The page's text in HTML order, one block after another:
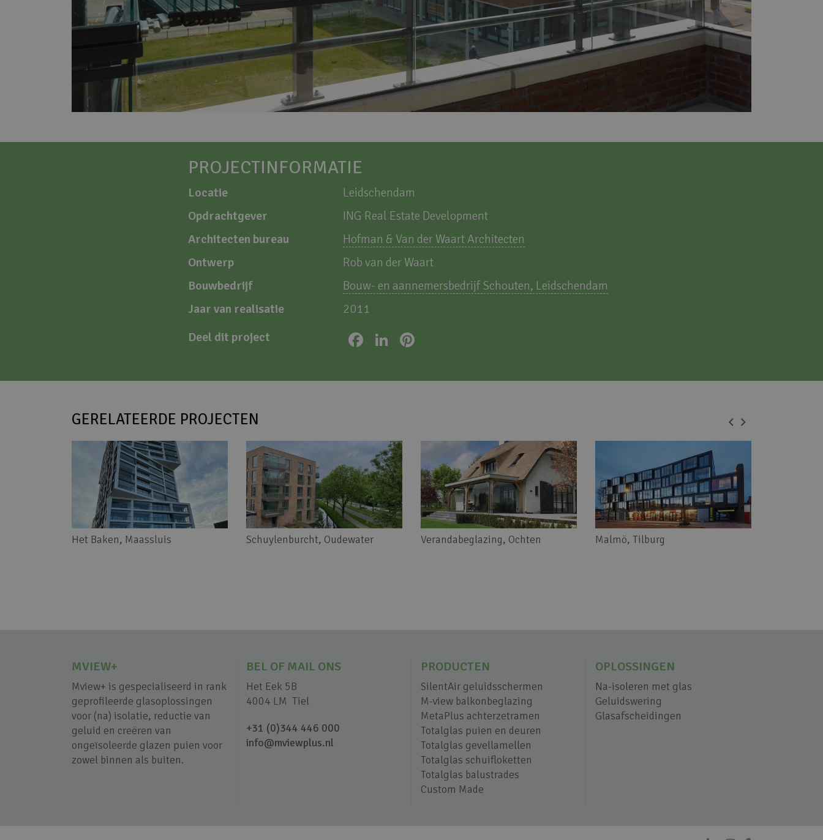
PROJECTINFORMATIE
Locatie
Leidschendam
Opdrachtgever
ING Real Estate Development
Architecten bureau
Hofman & Van der Waart Architecten
Ontwerp
Rob van der Waart
Bouwbedrijf
Bouw- en aannemersbedrijf Schouten, Leidschendam
Jaar van realisatie
2011
Deel dit project
FacebookLinkedIn
GERELATEERDE PROJECTEN
Het Baken, Maassluis Schuylenburcht, Oudewater Verandabeglazing, Ochten Malmö, Tilburg
MVIEW+
Mview+ is gespecialiseerd in rank
geprofileerde glasoplossingen
voor (na) isolatie, reductie van
geluid en creëren van
ongeïsoleerde glazen puien voor
zowel binnen als buiten.
BEL OF MAIL ONS
Het Eek 5B
4004 LM Tiel
+31 (0)344 446 000
info@mviewplus.nl
PRODUCTEN
SilentAir geluidsschermen
M-view balkonbeglazing
MetaPlus achterzetramen
Totalglas puien en deuren
Totalglas gevellamellen
Totalglas schuifloketten
Totalglas balustrades
Custom Made
OPLOSSINGEN
Na-isoleren met glas
Geluidswering
Glasafscheidingen